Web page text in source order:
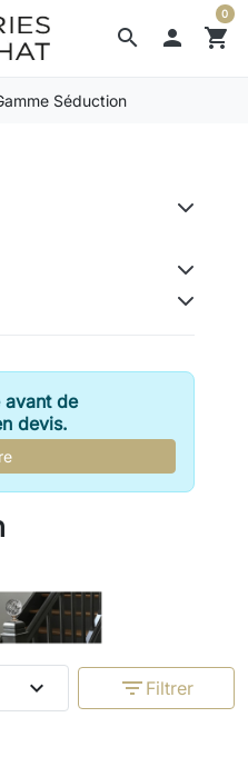
search  shopping_cart
0
Séduction
avant de
devis.
expand_more filter_list Filtrer